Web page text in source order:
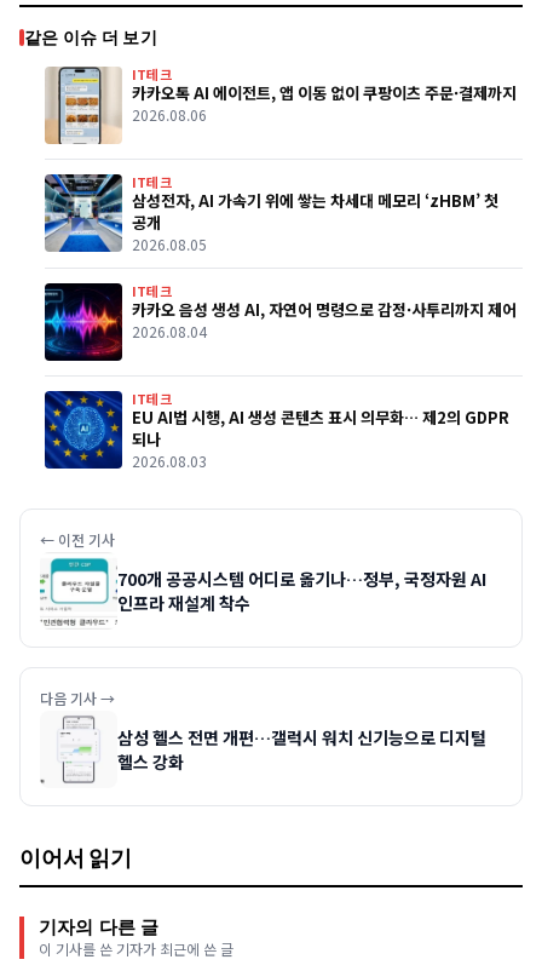
같은 이슈 더 보기
IT테크
카카오톡 AI 에이전트, 앱 이동 없이 쿠팡이츠 주문·결제까지
2026.08.06
IT테크
삼성전자, AI 가속기 위에 쌓는 차세대 메모리 ‘zHBM’ 첫
공개
2026.08.05
IT테크
카카오 음성 생성 AI, 자연어 명령으로 감정·사투리까지 제어
2026.08.04
IT테크
EU AI법 시행, AI 생성 콘텐츠 표시 의무화… 제2의 GDPR
되나
2026.08.03
← 이전 기사
700개 공공시스템 어디로 옮기나…정부, 국정자원 AI
인프라 재설계 착수
다음 기사 →
삼성 헬스 전면 개편…갤럭시 워치 신기능으로 디지털
헬스 강화
이어서 읽기
기자의 다른 글
이 기사를 쓴 기자가 최근에 쓴 글